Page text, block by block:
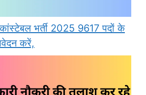
भर्ती 2025 9617 पदों के
करें,